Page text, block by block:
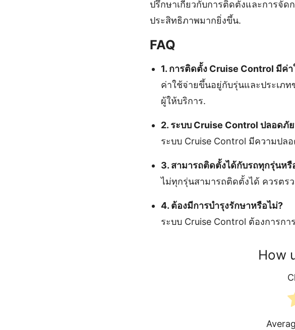
ปรึกษาเกี่ยวกับการติดตั้งและการจัด
ประสิทธิภาพมากยิ่งขึ้น.
FAQ
1. การติดตั้ง Cruise Control มีค่า
ค่าใช้จ่ายขึ้นอยู่กับรุ่นและประเภ
ผู้ให้บริการ.
2. ระบบ Cruise Control ปลอดภั
ระบบ Cruise Control มีความปล
3. สามารถติดตั้งได้กับรถทุกรุ่นหรื
ไม่ทุกรุ่นสามารถติดตั้งได้ ควรตร
4. ต้องมีการบำรุงรักษาหรือไม่?
ระบบ Cruise Control ต้องการกา
How